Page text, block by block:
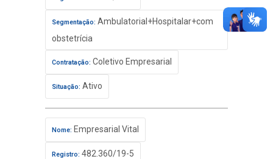
Segmentação: Ambulatorial+Hospitalar+com
obstetrícia
Contratação: Coletivo Empresarial
Situação: Ativo
Nome: Empresarial Vital
Registro: 482.360/19-5